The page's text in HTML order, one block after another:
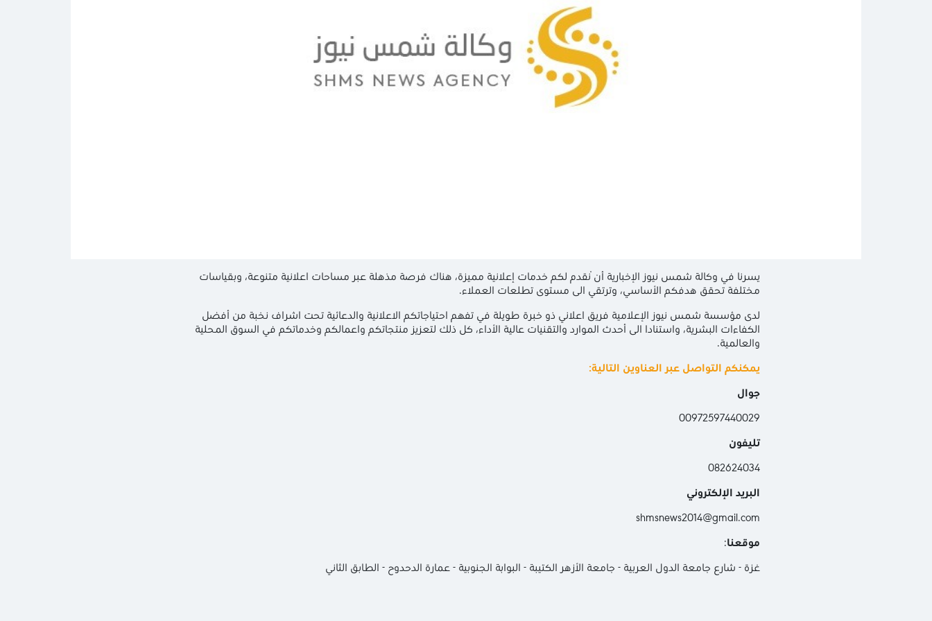
يسرنا في وكالة شمس نيوز الإخبارية أنْ نقدم لكم خدمات إعلانية مميزة، هناك فرصة مذهلة عبر مساحات اعلانية متنوعة، وبقياسات
مختلفة تحقق هدفكم الأساسي، وترتقي الى مستوى تطلعات العملاء.
لدى مؤسسة شمس نيوز الإعلامية فريق اعلاني ذو خبرة طويلة في تفهم احتياجاتكم الاعلانية والدعائية تحت اشراف نخبة من أفضل
الكفاءات البشرية، واستنادا الى أحدث الموارد والتقنيات عالية الأداء، كل ذلك لتعزيز منتجاتكم واعمالكم وخدماتكم في السوق المحلية
والعالمية.
يمكنكم التواصل عبر العناوين التالية:
جوال
00972597440029
تليفون
082624034
البريد الإلكتروني
shmsnews2014@gmail.com
موقعنا:
غزة - شارع جامعة الدول العربية - جامعة الأزهر الكتيبة - البوابة الجنوبية - عمارة الدحدوح - الطابق الثاني